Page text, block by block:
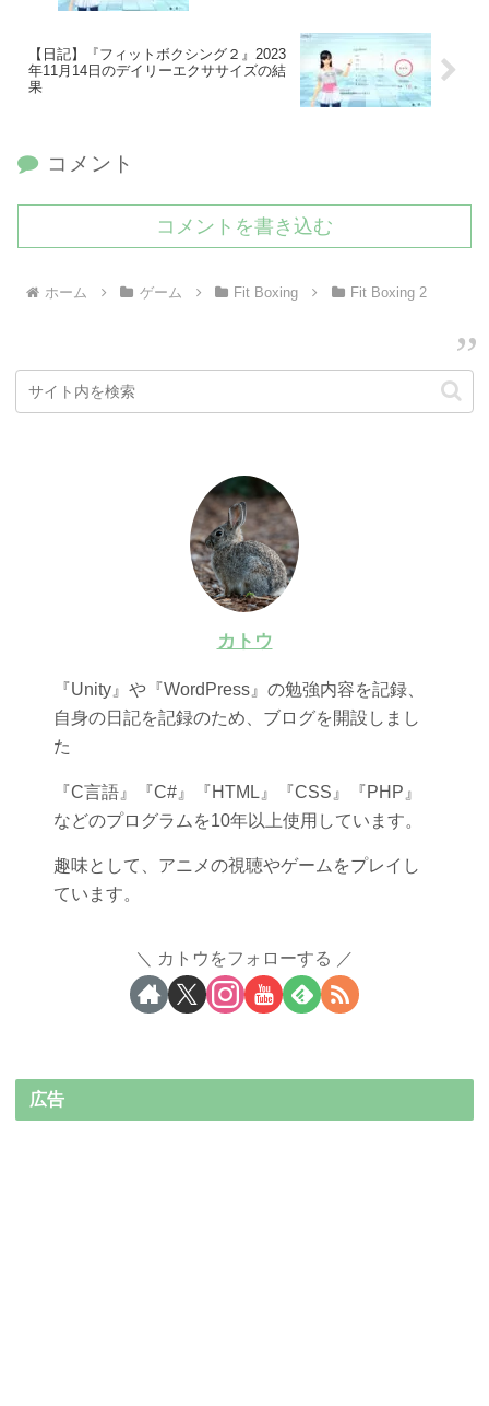
【日記】『フィットボクシング２』2023
年11月14日のデイリーエクササイズの結
果
コメント
コメントを書き込む
ホーム ゲーム Fit Boxing Fit Boxing 2
カトウ
『Unity』や『WordPress』の勉強内容を記録、
自身の日記を記録のため、ブログを開設しまし
た
『C言語』『C#』『HTML』『CSS』『PHP』
などのプログラムを10年以上使用しています。
趣味として、アニメの視聴やゲームをプレイし
ています。
カトウをフォローする
広告